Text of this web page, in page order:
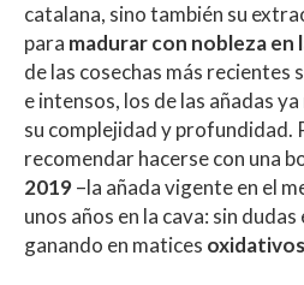
catalana, sino también su
para madurar con nobleza en
de las cosechas más
e intensos, los de las añadas
su complejidad y profundidad.
recomendar hacerse con una
2019–la añada vigente en el
unos años en la cava: sin dudas
ganando en matices